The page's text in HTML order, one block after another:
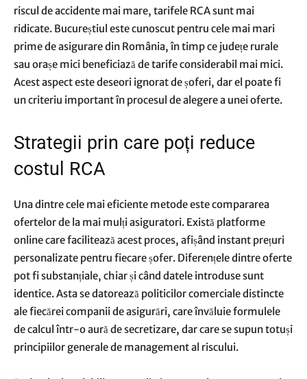
riscul de accidente mai mare, tarifele RCA sunt mai
ridicate. Bucureștiul este cunoscut pentru cele mai mari
prime de asigurare din România, în timp ce județe rurale
sau orașe mici beneficiază de tarife considerabil mai mici.
Acest aspect este deseori ignorat de șoferi, dar el poate fi
un criteriu important în procesul de alegere a unei oferte.
Strategii prin care poți reduce
costul RCA
Una dintre cele mai eficiente metode este compararea
ofertelor de la mai mulți asiguratori. Există platforme
online care facilitează acest proces, afișând instant prețuri
personalizate pentru fiecare șofer. Diferențele dintre oferte
pot fi substanțiale, chiar și când datele introduse sunt
identice. Asta se datorează politicilor comerciale distincte
ale fiecărei companii de asigurări, care învăluie formulele
de calcul într-o aură de secretizare, dar care se supun totuși
principiilor generale de management al riscului.